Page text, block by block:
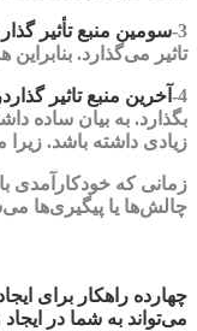
3- سومین منبع تأثیر
تاثیر می‌گذارد.
4- آخرین منبع تاثیر
بگذارد. به بیان ساده
زیادی داشته باشد. زیرا
زمانی که خودکارآمدی
چالش‌ها یا پیگیری‌ها
چهارده راهکار برای
می‌تواند به شما در